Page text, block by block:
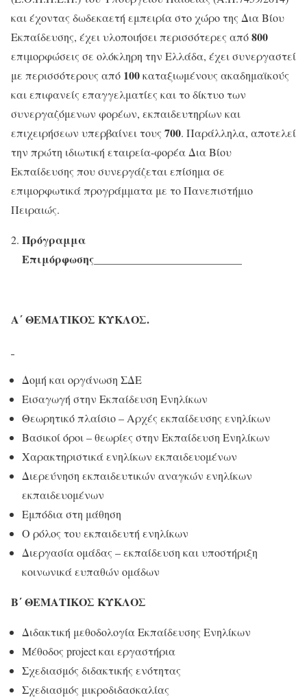
και έχοντας δωδεκαετή εμπειρία στο χώρο της Δια Βίου
Εκπαίδευσης, έχει υλοποιήσει περισσότερες από800
επιμορφώσεις σε ολόκληρη την Ελλάδα, έχει συνεργαστεί
με περισσότερους από 100καταξιωμένους ακαδημαϊκούς
και επιφανείς επαγγελματίες και το δίκτυο των
συνεργαζόμενων φορέων, εκπαιδευτηρίων και
επιχειρήσεων υπερβαίνει τους 700. Παράλληλα, αποτελεί
την πρώτη ιδιωτική εταιρεία-φορέα Δια Βίου
Εκπαίδευσης που συνεργάζεται επίσημα σε
επιμορφωτικά προγράμματα με το Πανεπιστήμιο
Πειραιώς.
Πρόγραμμα
Επιμόρφωσης
Α΄ ΘΕΜΑΤΙΚΟΣ ΚΥΚΛΟΣ.
Δομή και οργάνωση ΣΔΕ
Εισαγωγή στην Εκπαίδευση Ενηλίκων
Θεωρητικό πλαίσιο – Αρχές εκπαίδευσης ενηλίκων
Βασικοί όροι – θεωρίες στην Εκπαίδευση Ενηλίκων
Χαρακτηριστικά ενηλίκων εκπαιδευομένων
Διερεύνηση εκπαιδευτικών αναγκών ενηλίκων
εκπαιδευομένων
Εμπόδια στη μάθηση
Ο ρόλος του εκπαιδευτή ενηλίκων
Διεργασία ομάδας – εκπαίδευση και υποστήριξη
κοινωνικά ευπαθών ομάδων
Β΄ ΘΕΜΑΤΙΚΟΣ ΚΥΚΛΟΣ
Διδακτική μεθοδολογία Εκπαίδευσης Ενηλίκων
Μέθοδος project και εργαστήρια
Σχεδιασμός διδακτικής ενότητας
Σχεδιασμός μικροδιδασκαλίας